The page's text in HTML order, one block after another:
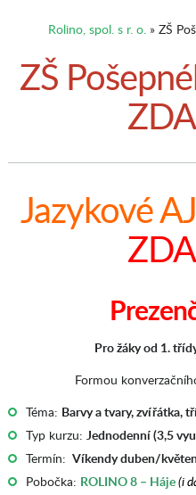
Rolino, spol. s r. o. » ZŠ
ZŠ
Jazykové
Pro žáky od 1.
Formou
Téma: Barvy a tvary, zvířátka,
Typ kurzu: Jednodenní (3,5
Termín: Víkendy duben/
Pobočka: ROLINO 8 – Háje(i